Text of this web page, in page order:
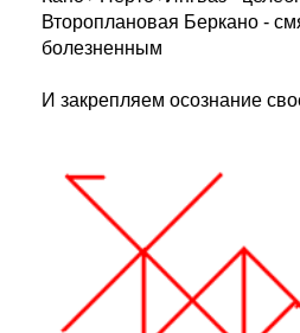
Второплановая Беркано -
болезненным
И закрепляем осознание